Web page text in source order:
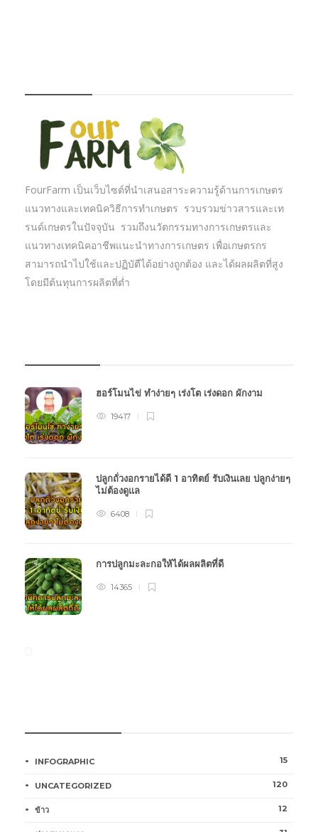
FourFarm เป็นเว็บไซต์ที่นำเสนอสาระความรู้ด้านการเกษตร
แนวทางและเทคนิควิธีการทำเกษตร รวบรวมข่าวสารและเท
รนด์เกษตรในปัจจุบัน รวมถึงนวัตกรรมทางการเกษตรและ
แนวทางเทคนิคอาชีพแนะนำทางการเกษตร เพื่อเกษตรกร
สามารถนำไปใช้และปฏิบัตืได้อย่างถูกต้อง และได้ผลผลิตที่สูง
โดยมีต้นทุนการผลิตที่ต่ำ
ฮอร์โมนไข่ ทำง่ายๆ เร่งโต เร่งดอก ผักงาม
19417
ปลูกถั่วงอกรายได้ดี 1 อาทิตย์ รับเงินเลย ปลูกง่ายๆ
ไม่ต้องดูแล
6408
การปลูกมะละกอให้ได้ผลผลิตที่ดี
14365
INFOGRAPHIC 15
UNCATEGORIZED 120
ข้าว 12